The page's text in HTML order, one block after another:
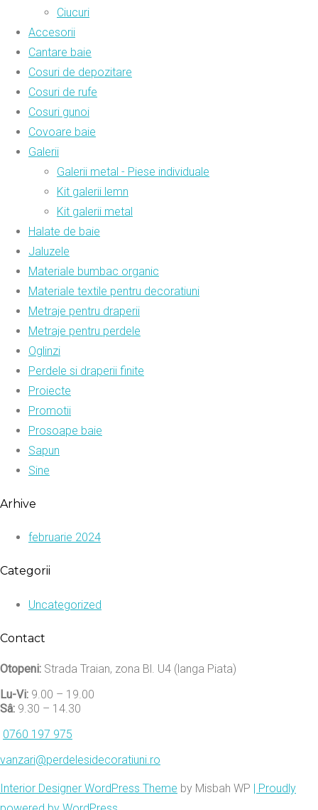
Ciucuri
Accesorii
Cantare baie
Cosuri de depozitare
Cosuri de rufe
Cosuri gunoi
Covoare baie
Galerii
Galerii metal - Piese individuale
Kit galerii lemn
Kit galerii metal
Halate de baie
Jaluzele
Materiale bumbac organic
Materiale textile pentru decoratiuni
Metraje pentru draperii
Metraje pentru perdele
Oglinzi
Perdele si draperii finite
Proiecte
Promotii
Prosoape baie
Sapun
Sine
Arhive
februarie 2024
Categorii
Uncategorized
Contact
Otopeni: Strada Traian, zona Bl. U4 (langa Piata)
Lu-Vi: 9.00 – 19.00
Sâ: 9.30 – 14.30
0760 197 975
vanzari@perdelesidecoratiuni.ro
Interior Designer WordPress Theme by Misbah WP
| Proudly